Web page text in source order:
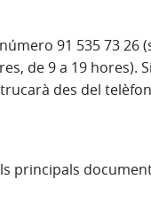
91 535 73 26
de 9 a 19 hores).
des del
principals